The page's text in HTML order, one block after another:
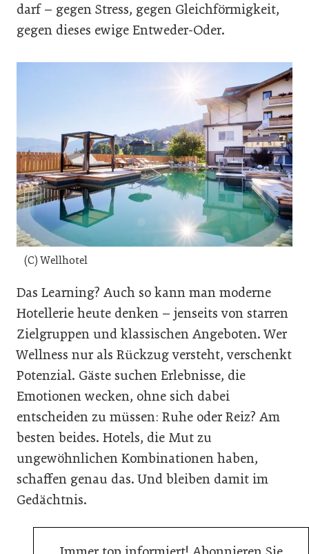
darf – gegen Stress, gegen Gleichförmigkeit,
gegen dieses ewige Entweder-Oder.
(C) Wellhotel
Das Learning? Auch so kann man moderne
Hotellerie heute denken – jenseits von starren
Zielgruppen und klassischen Angeboten. Wer
Wellness nur als Rückzug versteht, verschenkt
Potenzial. Gäste suchen Erlebnisse, die
Emotionen wecken, ohne sich dabei
entscheiden zu müssen: Ruhe oder Reiz? Am
besten beides. Hotels, die Mut zu
ungewöhnlichen Kombinationen haben,
schaffen genau das. Und bleiben damit im
Gedächtnis.